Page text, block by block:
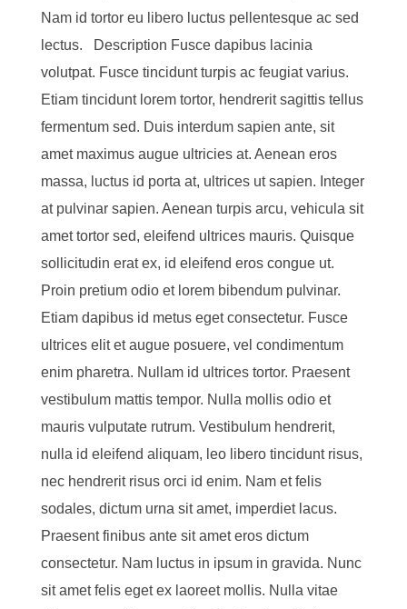
Nam id tortor eu libero luctus pellentesque ac sed
lectus. Description Fusce dapibus lacinia
volutpat. Fusce tincidunt turpis ac feugiat varius.
Etiam tincidunt lorem tortor, hendrerit sagittis tellus
fermentum sed. Duis interdum sapien ante, sit
amet maximus augue ultricies at. Aenean eros
massa, luctus id porta at, ultrices ut sapien. Integer
at pulvinar sapien. Aenean turpis arcu, vehicula sit
amet tortor sed, eleifend ultrices mauris. Quisque
sollicitudin erat ex, id eleifend eros congue ut.
Proin pretium odio et lorem bibendum pulvinar.
Etiam dapibus id metus eget consectetur. Fusce
ultrices elit et augue posuere, vel condimentum
enim pharetra. Nullam id ultrices tortor. Praesent
vestibulum mattis tempor. Nulla mollis odio et
mauris vulputate rutrum. Vestibulum hendrerit,
nulla id eleifend aliquam, leo libero tincidunt risus,
nec hendrerit risus orci id enim. Nam et felis
sodales, dictum urna sit amet, imperdiet lacus.
Praesent finibus ante sit amet eros dictum
consectetur. Nam luctus in ipsum in gravida. Nunc
sit amet felis eget ex laoreet mollis. Nulla vitae